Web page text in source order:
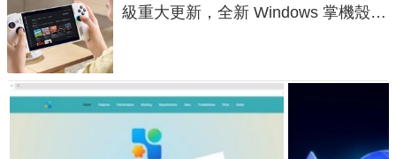
級重大更新，全新 Windows 掌機殼模